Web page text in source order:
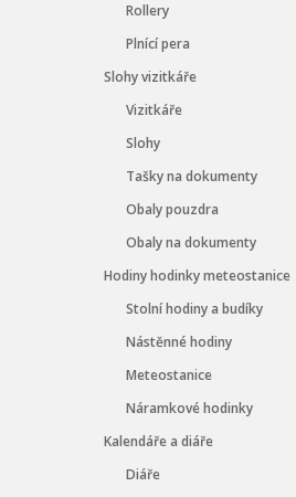
Rollery
Plnící pera
Slohy vizitkáře
Vizitkáře
Slohy
Tašky na dokumenty
Obaly pouzdra
Obaly na dokumenty
Hodiny hodinky meteostanice
Stolní hodiny a budíky
Nástěnné hodiny
Meteostanice
Náramkové hodinky
Kalendáře a diáře
Diáře